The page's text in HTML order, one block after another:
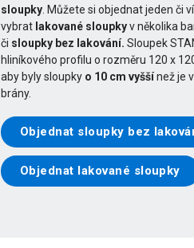
sloupky. Můžete si objednat jeden či
vybrat lakované sloupkyv několika
či sloupky bez lakování. Sloupek
hliníkového profilu o rozměru 120 x
aby byly sloupky o 10 cm vyššínež je
brány.
Objednat sloupky bez
Objednat lakované sloupky